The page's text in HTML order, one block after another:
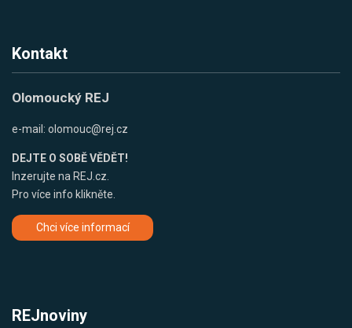
Kontakt
Olomoucký REJ
e-mail: olomouc@rej.cz
DEJTE O SOBĚ VĚDĚT!
Inzerujte na REJ.cz.
Pro více info klikněte.
Chci více informací
REJnoviny